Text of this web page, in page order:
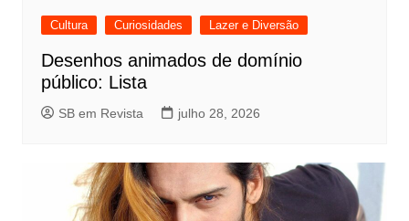
Cultura Curiosidades Lazer e Diversão
Desenhos animados de domínio
público: Lista
SB em Revista julho 28, 2026